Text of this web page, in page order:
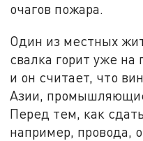
очагов пожара.
Один из местных
свалка горит уже
и он считает, что
Азии,
Перед тем, как
например, провода,